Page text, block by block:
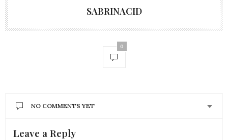
SABRINACID
0
NO COMMENTS YET
Leave a Reply